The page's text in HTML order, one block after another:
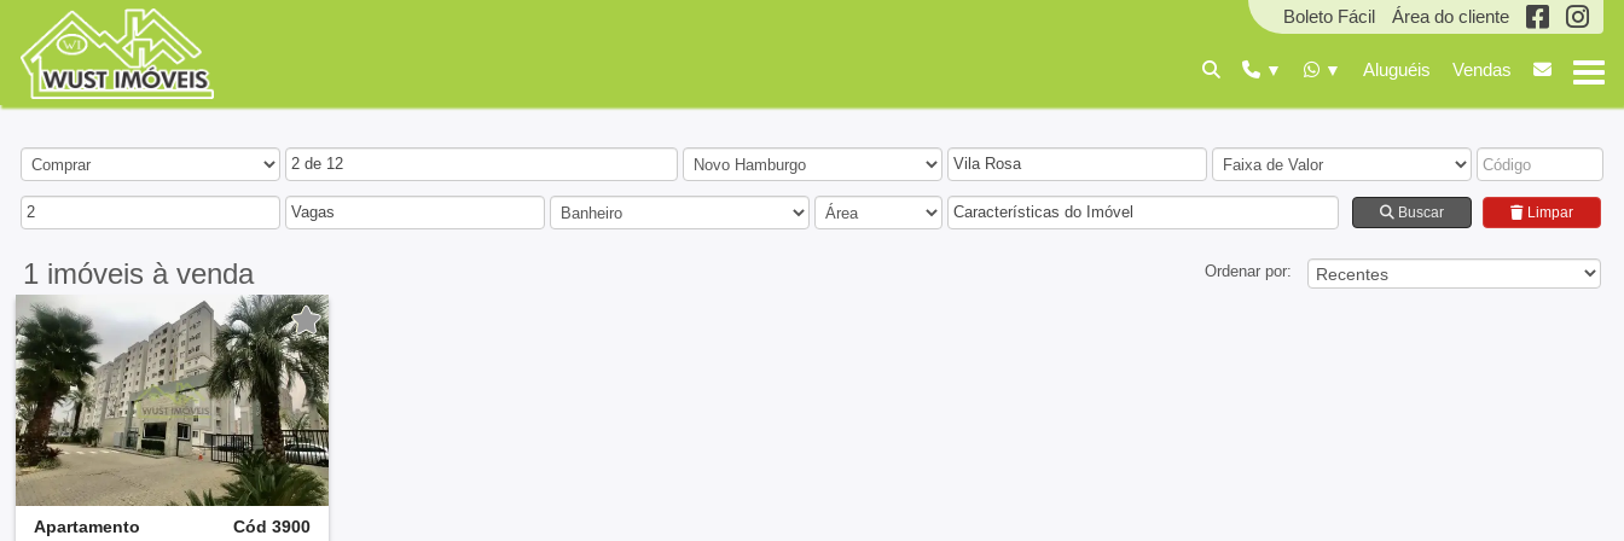
Boleto Fácil Área do cliente
Aluguéis Vendas
2 de 12 Vila Rosa
2 Vagas Características do Imóvel Buscar Limpar
1 imóveis à venda Ordenar por:
Apartamento
Cód 3900